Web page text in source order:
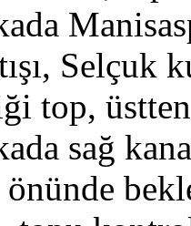
Selçuk
top, üstten
sağ